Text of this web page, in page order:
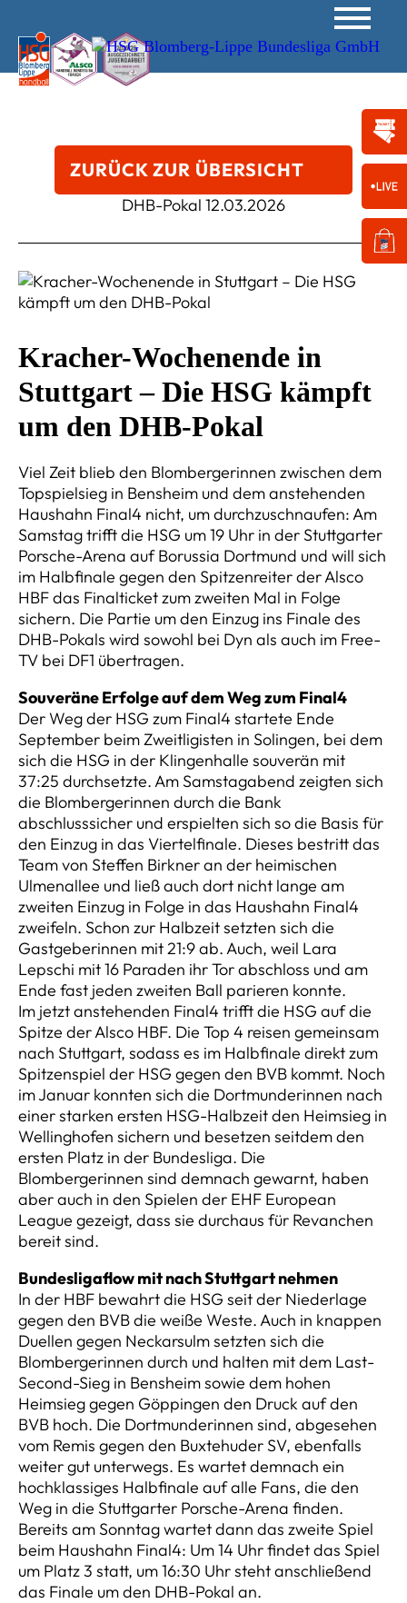
ZURÜCK ZUR ÜBERSICHT
DHB-Pokal 12.03.2026
Kracher-Wochenende in
Stuttgart – Die HSG kämpft
um den DHB-Pokal
Viel Zeit blieb den Blombergerinnen zwischen dem
Topspielsieg in Bensheim und dem anstehenden
Haushahn Final4 nicht, um durchzuschnaufen: Am
Samstag trifft die HSG um 19 Uhr in der Stuttgarter
Porsche-Arena auf Borussia Dortmund und will sich
im Halbfinale gegen den Spitzenreiter der Alsco
HBF das Finalticket zum zweiten Mal in Folge
sichern. Die Partie um den Einzug ins Finale des
DHB-Pokals wird sowohl bei Dyn als auch im Free-
TV bei DF1 übertragen.
Souveräne Erfolge auf dem Weg zum Final4
Der Weg der HSG zum Final4 startete Ende
September beim Zweitligisten in Solingen, bei dem
sich die HSG in der Klingenhalle souverän mit
37:25 durchsetzte. Am Samstagabend zeigten sich
die Blombergerinnen durch die Bank
abschlusssicher und erspielten sich so die Basis für
den Einzug in das Viertelfinale. Dieses bestritt das
Team von Steffen Birkner an der heimischen
Ulmenallee und ließ auch dort nicht lange am
zweiten Einzug in Folge in das Haushahn Final4
zweifeln. Schon zur Halbzeit setzten sich die
Gastgeberinnen mit 21:9 ab. Auch, weil Lara
Lepschi mit 16 Paraden ihr Tor abschloss und am
Ende fast jeden zweiten Ball parieren konnte.
Im jetzt anstehenden Final4 trifft die HSG auf die
Spitze der Alsco HBF. Die Top 4 reisen gemeinsam
nach Stuttgart, sodass es im Halbfinale direkt zum
Spitzenspiel der HSG gegen den BVB kommt. Noch
im Januar konnten sich die Dortmunderinnen nach
einer starken ersten HSG-Halbzeit den Heimsieg in
Wellinghofen sichern und besetzen seitdem den
ersten Platz in der Bundesliga. Die
Blombergerinnen sind demnach gewarnt, haben
aber auch in den Spielen der EHF European
League gezeigt, dass sie durchaus für Revanchen
bereit sind.
Bundesligaflow mit nach Stuttgart nehmen
In der HBF bewahrt die HSG seit der Niederlage
gegen den BVB die weiße Weste. Auch in knappen
Duellen gegen Neckarsulm setzten sich die
Blombergerinnen durch und halten mit dem Last-
Second-Sieg in Bensheim sowie dem hohen
Heimsieg gegen Göppingen den Druck auf den
BVB hoch. Die Dortmunderinnen sind, abgesehen
vom Remis gegen den Buxtehuder SV, ebenfalls
weiter gut unterwegs. Es wartet demnach ein
hochklassiges Halbfinale auf alle Fans, die den
Weg in die Stuttgarter Porsche-Arena finden.
Bereits am Sonntag wartet dann das zweite Spiel
beim Haushahn Final4: Um 14 Uhr findet das Spiel
um Platz 3 statt, um 16:30 Uhr steht anschließend
das Finale um den DHB-Pokal an.